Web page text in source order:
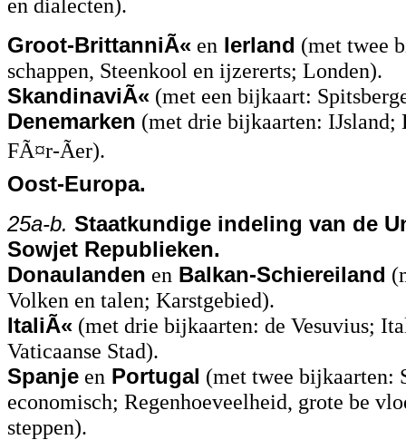
en dialecten).
Groot-BrittanniÃ« en Ierland (met twee
schappen, Steenkool en ijzererts; Londen).
SkandinaviÃ« (met een bijkaart:
Denemarken (met drie bijkaarten: IJsland;
FÃ¤r-Ãer).
Oost-Europa.
25a-b. Staatkundige indeling van de
Sowjet Republieken.
Donaulanden en Balkan-Schiereiland
Volken en talen; Karstgebied).
ItaliÃ« (met drie bijkaarten: de Vesuvius;
Vaticaanse Stad).
Spanje en Portugal (met twee bijkaarten:
economisch; Regenhoeveelheid, grote be
steppen).